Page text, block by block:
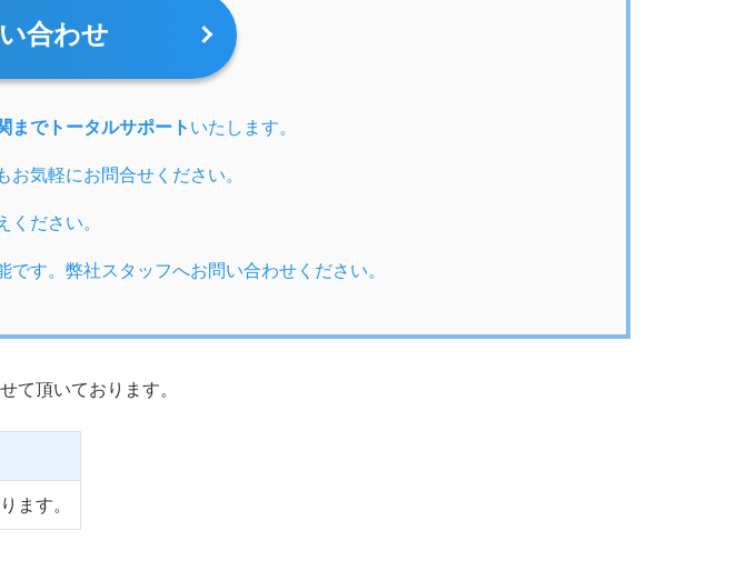
合わせ
までトータルサポート いたします。
お気軽にお問合せください。
ださい。
す。弊社スタッフへお問い合わせください。
て頂いております。
ます。